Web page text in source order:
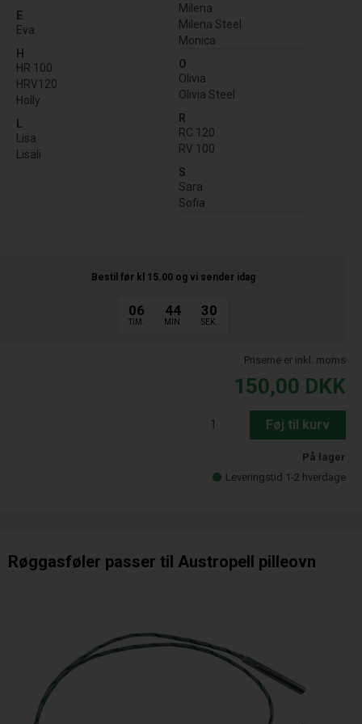
E
Eva
H
HR 100
HRV120
Holly
L
Lisa
Lisali
Milena
Milena Steel
Monica
O
Olivia
Olivia Steel
R
RC 120
RV 100
S
Sara
Sofia
Bestil før kl 15.00 og vi sender idag
06
TIM.
44
MIN.
29
SEK.
Priserne er inkl. moms
150,00 DKK
Føj til kurv
På lager
Leveringstid 1-2 hverdage
Røggasføler passer til Austropell pilleovn